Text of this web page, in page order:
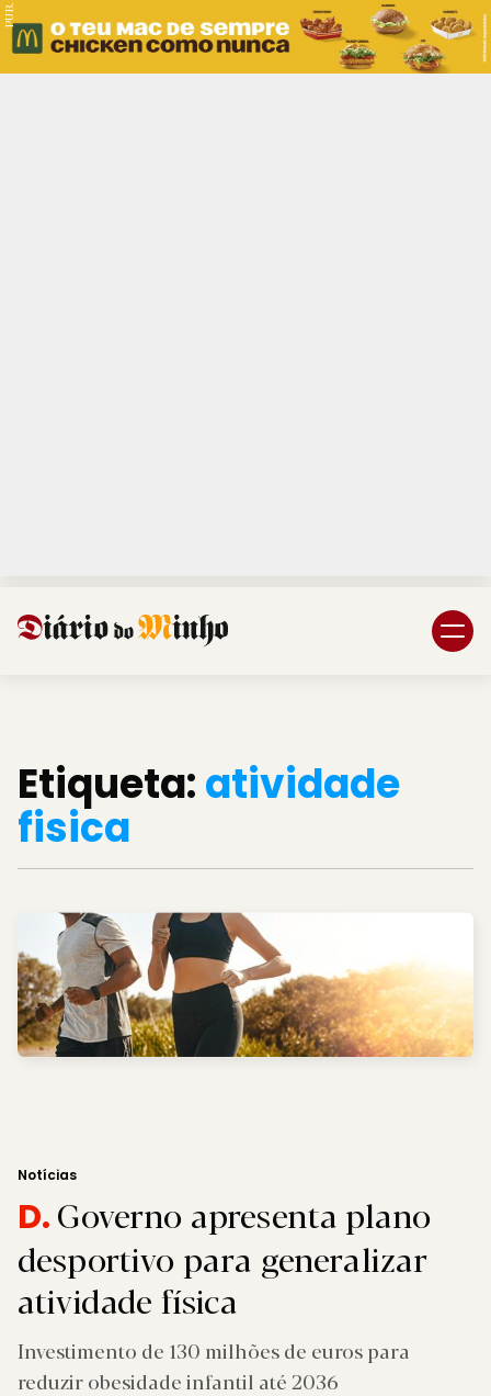
PUB.
Etiqueta:atividade
fisica
Notícias
D.Governo apresenta plano
desportivo para generalizar
atividade física
Investimento de 130 milhões de euros para
reduzir obesidade infantil até 2036